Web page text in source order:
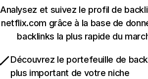
Analysez et suivez le profil de
netflix.com grâce à la base de
backlinks la plus rapide du
Découvrez le portefeuille de
plus important de votre niche